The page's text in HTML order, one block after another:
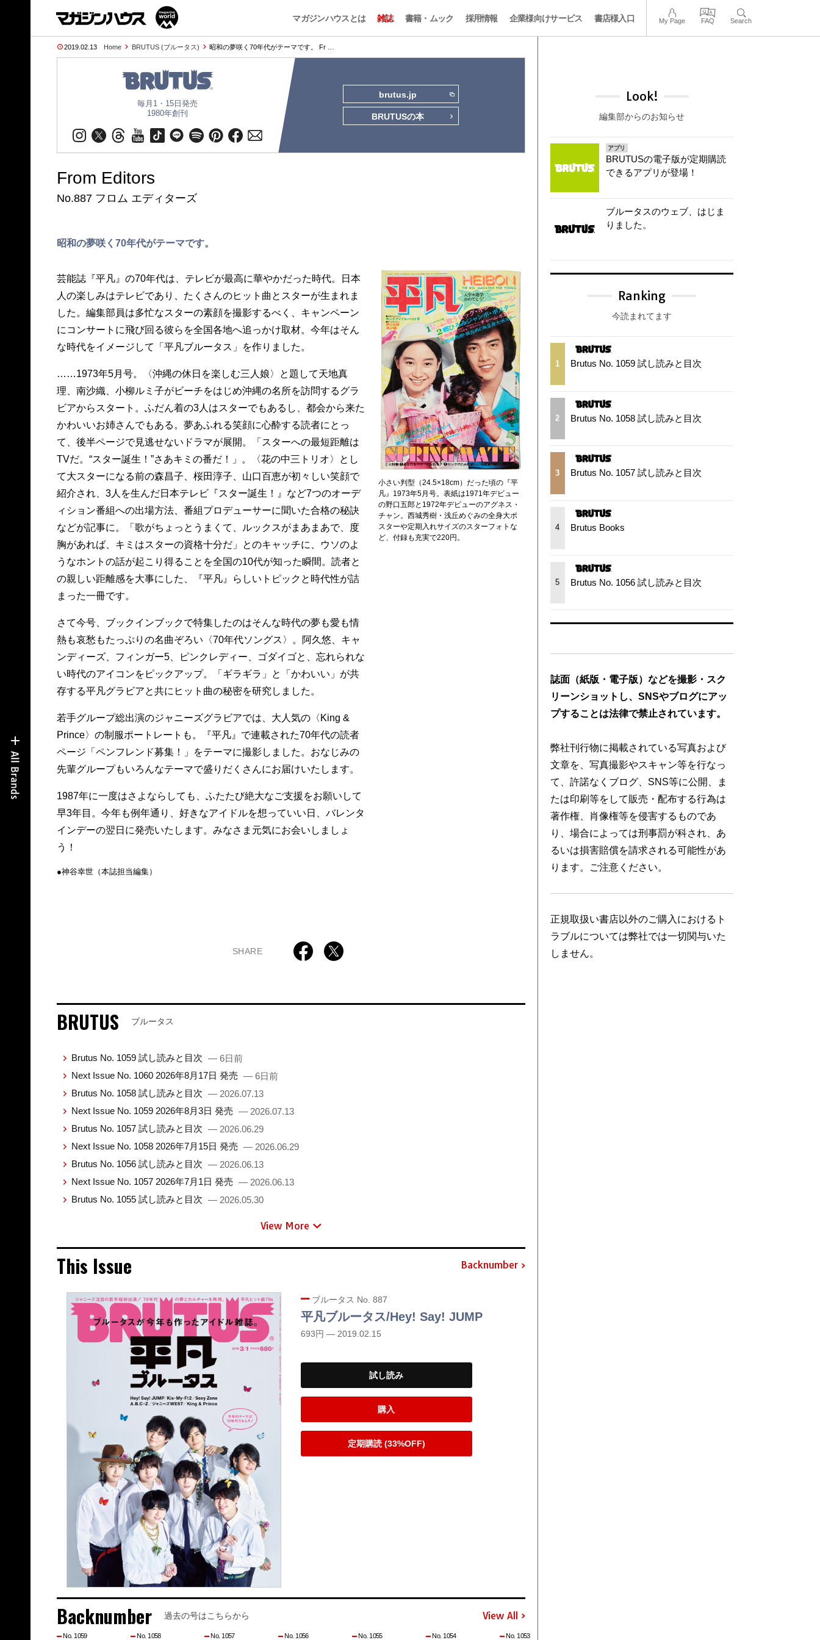
マガジンハウスとは 雑誌 書籍・ムック 採用情報 企業様向けサービス 書店様入口 My Page FAQ Search
2019.02.13 Home BRUTUS (ブルータス) 昭和の夢咲く70年代がテーマです。 Fr …
毎月1・15日発売
1980年創刊
brutus.jp
BRUTUSの本
From Editors
No.887 フロム エディターズ
昭和の夢咲く70年代がテーマです。
芸能誌『平凡』の70年代は、テレビが最高に華やかだった時代。日本
人の楽しみはテレビであり、たくさんのヒット曲とスターが生まれま
した。編集部員は多忙なスターの素顔を撮影するべく、キャンペーン
にコンサートに飛び回る彼らを全国各地へ追っかけ取材。今年はそん
な時代をイメージして「平凡ブルータス」を作りました。
……1973年5月号。〈沖縄の休日を楽しむ三人娘〉と題して天地真
理、南沙織、小柳ルミ子がビーチをはじめ沖縄の名所を訪問するグラ
ビアからスタート。ふだん着の3人はスターでもあるし、都会から来た
かわいいお姉さんでもある。夢あふれる笑顔に心酔する読者にとっ
て、後半ページで見逃せないドラマが展開。「スターへの最短距離は
TVだ。“スター誕生！”さあキミの番だ！」。〈花の中三トリオ〉とし
て大スターになる前の森昌子、桜田淳子、山口百恵が初々しい笑顔で
紹介され、3人を生んだ日本テレビ『スター誕生！』など7つのオーデ
ィション番組への出場方法、番組プロデューサーに聞いた合格の秘訣
などが記事に。「歌がちょっとうまくて、ルックスがまあまあで、度
胸があれば、キミはスターの資格十分だ」とのキャッチに、ウソのよ
うなホントの話が起こり得ることを全国の10代が知った瞬間。読者と
の親しい距離感を大事にした、『平凡』らしいトピックと時代性が詰
まった一冊です。
さて今号、ブックインブックで特集したのはそんな時代の夢も愛も情
熱も哀愁もたっぷりの名曲ぞろい〈70年代ソングス〉。阿久悠、キャ
ンディーズ、フィンガー5、ピンクレディー、ゴダイゴと、忘れられな
い時代のアイコンをピックアップ。「ギラギラ」と「かわいい」が共
存する平凡グラビアと共にヒット曲の秘密を研究しました。
若手グループ総出演のジャニーズグラビアでは、大人気の〈King &
Prince〉の制服ポートレートも。『平凡』で連載された70年代の読者
ページ「ペンフレンド募集！」をテーマに撮影しました。おなじみの
先輩グループもいろんなテーマで盛りだくさんにお届けいたします。
1987年に一度はさよならしても、ふたたび絶大なご支援をお願いして
早3年目。今年も例年通り、好きなアイドルを想っていい日、バレンタ
インデーの翌日に発売いたします。みなさま元気にお会いしましょ
う！
●神谷幸世（本誌担当編集）
小さい判型（24.5×18cm）だった頃の『平
凡』1973年5月号。表紙は1971年デビュー
の野口五郎と1972年デビューのアグネス・
チャン。西城秀樹・浅丘めぐみの全身大ポ
スターや定期入れサイズのスターフォトな
ど、付録も充実で220円。
SHARE
BRUTUS ブルータス
Brutus No. 1059 試し読みと目次 — 6日前
Next Issue No. 1060 2026年8月17日 発売 — 6日前
Brutus No. 1058 試し読みと目次 — 2026.07.13
Next Issue No. 1059 2026年8月3日 発売 — 2026.07.13
Brutus No. 1057 試し読みと目次 — 2026.06.29
Next Issue No. 1058 2026年7月15日 発売 — 2026.06.29
Brutus No. 1056 試し読みと目次 — 2026.06.13
Next Issue No. 1057 2026年7月1日 発売 — 2026.06.13
Brutus No. 1055 試し読みと目次 — 2026.05.30
View More
This Issue Backnumber
ブルータス No. 887
平凡ブルータス/Hey! Say! JUMP
693円 — 2019.02.15
試し読み
購入
定期購読 (33%OFF)
Backnumber 過去の号はこちらから View All
No. 1059 No. 1058 No. 1057 No. 1056 No. 1055 No. 1054 No. 1053
Look!
編集部からのお知らせ
アプリ
BRUTUSの電子版が定期購読
できるアプリが登場！
ブルータスのウェブ、はじま
りました。
Ranking
今読まれてます
1 Brutus No. 1059 試し読みと目次
2 Brutus No. 1058 試し読みと目次
3 Brutus No. 1057 試し読みと目次
4 Brutus Books
5 Brutus No. 1056 試し読みと目次
誌面（紙版・電子版）などを撮影・スク
リーンショットし、SNSやブログにアッ
プすることは法律で禁止されています。
弊社刊行物に掲載されている写真および
文章を、写真撮影やスキャン等を行なっ
て、許諾なくブログ、SNS等に公開、ま
たは印刷等をして販売・配布する行為は
著作権、肖像権等を侵害するものであ
り、場合によっては刑事罰が科され、あ
るいは損害賠償を請求される可能性があ
ります。ご注意ください。
正規取扱い書店以外のご購入におけるト
ラブルについては弊社では一切関与いた
しません。